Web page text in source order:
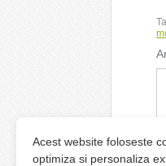
Acest website foloseste
optimiza si personaliza